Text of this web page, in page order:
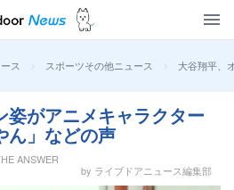
ス > スポーツその他ニュース > 大谷翔平、
姿がアニメキャラクター
ん」などの声
ANSWER
by ライブドアニュース編集部